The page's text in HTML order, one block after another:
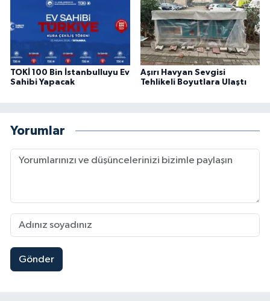
TOKİ 100 Bin İstanbulluyu Ev
Sahibi Yapacak
Aşırı Havyan Sevgisi
Tehlikeli Boyutlara Ulaştı
Yorumlar
Gönder